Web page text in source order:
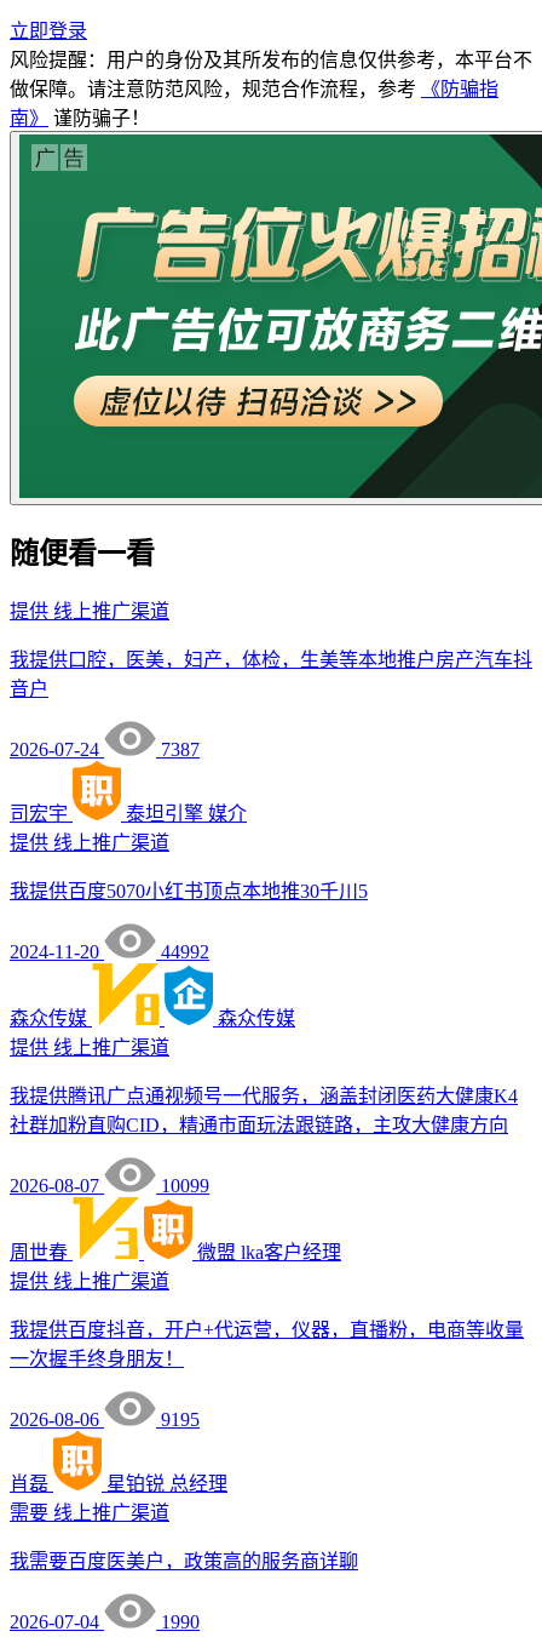
立即登录
风险提醒：用户的身份及其所发布的信息仅供参考，本平台不
做保障。请注意防范风险，规范合作流程，参考
《防骗指
南》
谨防骗子！
随便看一看
提供 线上推广渠道
我提供口腔，医美，妇产，体检，生美等本地推户房产汽车抖
音户
2026-07-24 7387
司宏宇 泰坦引擎 媒介
提供 线上推广渠道
我提供百度5070小红书顶点本地推30千川5
2024-11-20 44992
森众传媒
森众传媒
提供 线上推广渠道
我提供腾讯广点通视频号一代服务，涵盖封闭医药大健康K4
社群加粉直购CID，精通市面玩法跟链路，主攻大健康方向
2026-08-07 10099
周世春 微盟 lka客户经理
提供 线上推广渠道
我提供百度抖音，开户+代运营，仪器，直播粉，电商等收量
一次握手终身朋友！
2026-08-06 9195
肖磊 星铂锐 总经理
需要 线上推广渠道
我需要百度医美户，政策高的服务商详聊
2026-07-04 1990